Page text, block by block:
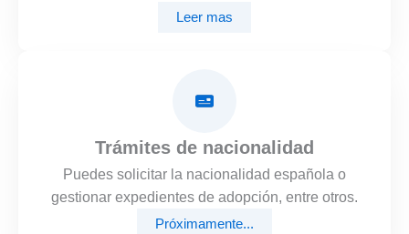
Leer mas
Trámites de nacionalidad
Puedes solicitar la nacionalidad española o
gestionar expedientes de adopción, entre otros.
Próximamente...